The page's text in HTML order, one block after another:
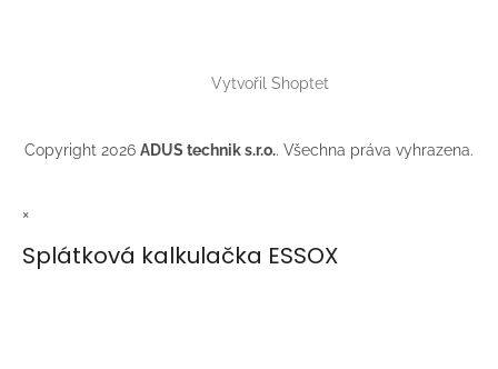
Vytvořil Shoptet
Copyright 2026 ADUS technik s.r.o.. Všechna práva vyhrazena.
×
Splátková kalkulačka ESSOX